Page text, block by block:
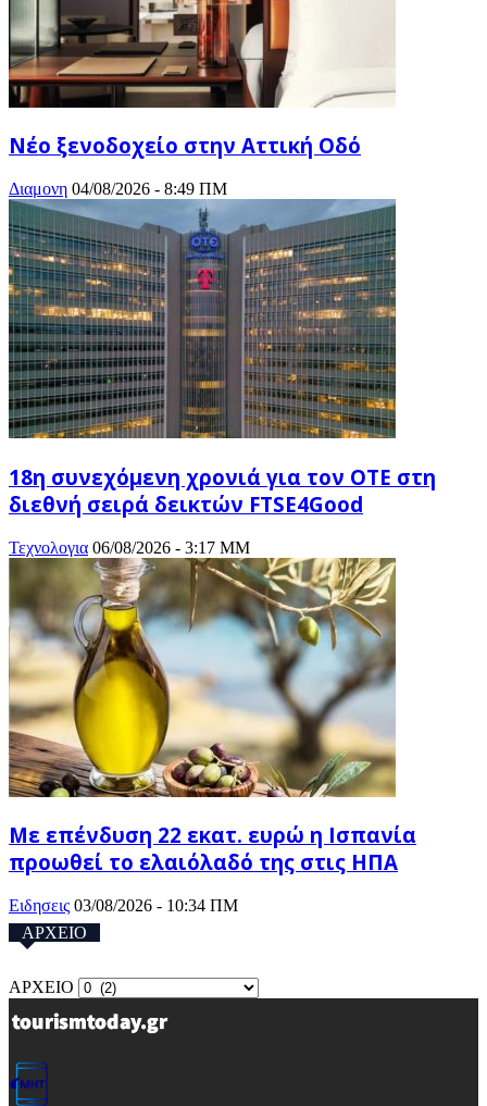
Νέο ξενοδοχείο στην Αττική Οδό
Διαμονη 04/08/2026 - 8:49 ΠΜ
18η συνεχόμενη χρονιά για τον ΟΤΕ στη
διεθνή σειρά δεικτών FTSE4Good
Τεχνολογια 06/08/2026 - 3:17 ΜΜ
Με επένδυση 22 εκατ. ευρώ η Ισπανία
προωθεί το ελαιόλαδό της στις ΗΠΑ
Ειδησεις 03/08/2026 - 10:34 ΠΜ
ΑΡΧΕΙΟ
ΑΡΧΕΙΟ